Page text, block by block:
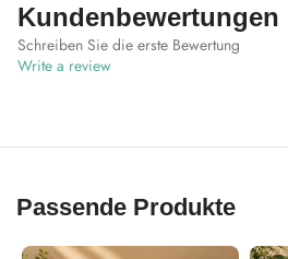
Kundenbewertungen
Schreiben Sie die erste Bewertung
Write a review
Passende Produkte